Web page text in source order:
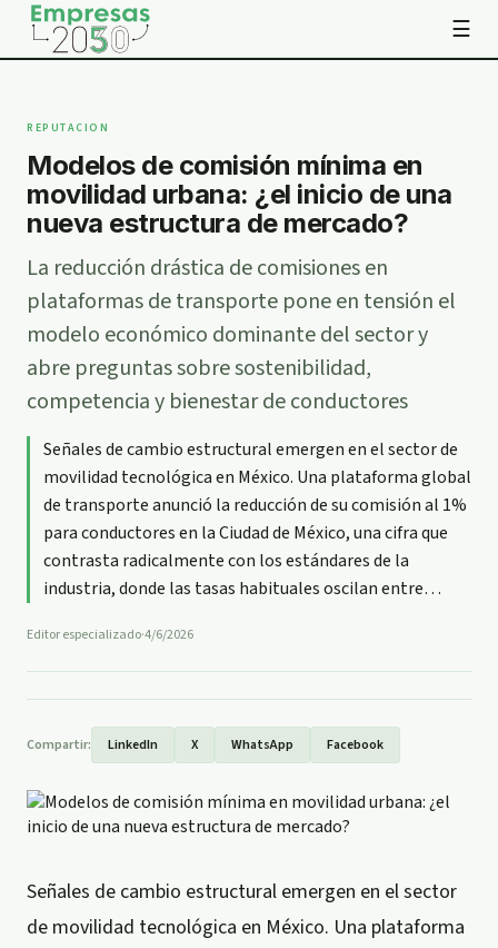
☰
REPUTACION
Modelos de comisión mínima en
movilidad urbana: ¿el inicio de una
nueva estructura de mercado?
La reducción drástica de comisiones en
plataformas de transporte pone en tensión el
modelo económico dominante del sector y
abre preguntas sobre sostenibilidad,
competencia y bienestar de conductores
Señales de cambio estructural emergen en el sector de
movilidad tecnológica en México. Una plataforma global
de transporte anunció la reducción de su comisión al 1%
para conductores en la Ciudad de México, una cifra que
contrasta radicalmente con los estándares de la
industria, donde las tasas habituales oscilan entre…
Editor especializado·4/6/2026
Compartir: LinkedIn X WhatsApp Facebook
Señales de cambio estructural emergen en el sector
de movilidad tecnológica en México. Una plataforma